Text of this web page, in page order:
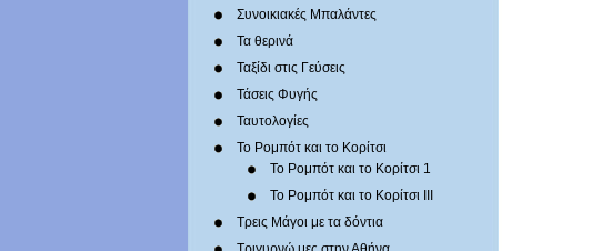
Συνοικιακές Μπαλάντες
Τα θερινά
Ταξίδι στις Γεύσεις
Τάσεις Φυγής
Ταυτολογίες
Το Ρομπότ και το Κορίτσι
Το Ρομπότ και το Κορίτσι 1
Το Ρομπότ και το Κορίτσι III
Τρεις Μάγοι με τα δόντια